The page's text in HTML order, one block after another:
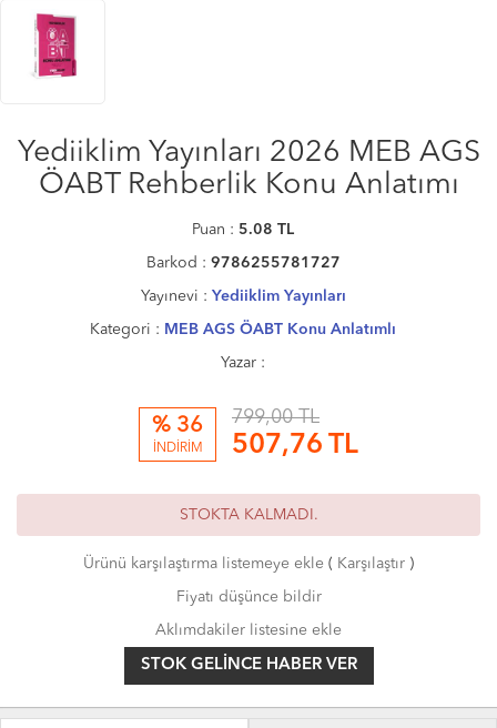
Yediiklim Yayınları 2026 MEB AGS
ÖABT Rehberlik Konu Anlatımı
Puan : 5.08 TL
Barkod : 9786255781727
Yayınevi : Yediiklim Yayınları
Kategori : MEB AGS ÖABT Konu Anlatımlı
Yazar :
% 36
İNDİRİM
799,00 TL
507,76 TL
STOKTA KALMADI.
Ürünü karşılaştırma listemeye ekle ( Karşılaştır )
Fiyatı düşünce bildir
Aklımdakiler listesine ekle
STOK GELINCE HABER VER